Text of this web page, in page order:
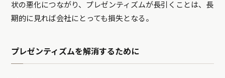
状の悪化につながり、プレゼンティズムが長引くことは、長
期的に見れば会社にとっても損失となる。
プレゼンティズムを解消するために